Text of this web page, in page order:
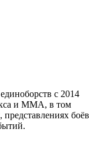
с 2014
и ММА, в том
боёв